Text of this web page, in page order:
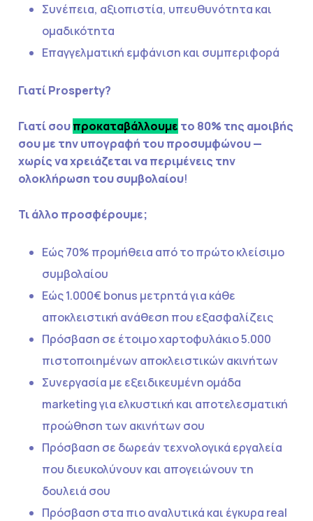
Συνέπεια, αξιοπιστία, υπευθυνότητα και
ομαδικότητα
Επαγγελματική εμφάνιση και συμπεριφορά
Γιατί Prosperty?
Γιατί σουπροκαταβάλλουμε το 80% της αμοιβής
σου με την υπογραφή του προσυμφώνου —
χωρίς να χρειάζεται να περιμένεις την
ολοκλήρωση του συμβολαίου!
Τι άλλο προσφέρουμε;
Εώς 70% προμήθεια από το πρώτο κλείσιμο
συμβολαίου
Εώς 1.000€ bonus μετρητά για κάθε
αποκλειστική ανάθεση που εξασφαλίζεις
Πρόσβαση σε έτοιμο χαρτοφυλάκιο 5.000
πιστοποιημένων αποκλειστικών ακινήτων
Συνεργασία με εξειδικευμένη ομάδα
marketing για ελκυστική και αποτελεσματική
προώθηση των ακινήτων σου
Πρόσβαση σε δωρεάν τεχνολογικά εργαλεία
που διευκολύνουν και απογειώνουν τη
δουλειά σου
Πρόσβαση στα πιο αναλυτικά και έγκυρα real